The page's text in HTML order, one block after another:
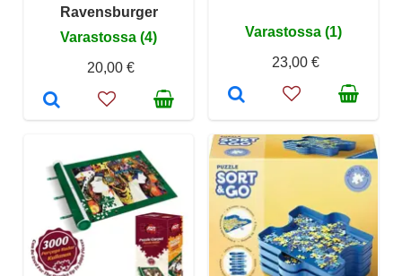
Ravensburger
Varastossa (4)
20,00 €
Varastossa (1)
23,00 €